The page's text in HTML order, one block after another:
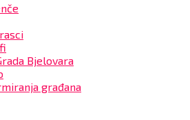
Bjelovara
građana